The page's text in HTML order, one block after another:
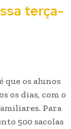
terça-
que os alunos
os dias, com o
. Para
500 sacolas